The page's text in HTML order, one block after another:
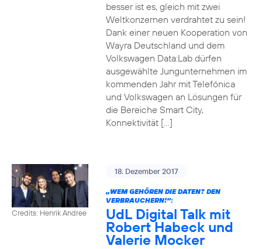
besser ist es, gleich mit zwei
Weltkonzernen verdrahtet zu sein!
Dank einer neuen Kooperation von
Wayra Deutschland und dem
Volkswagen Data:Lab dürfen
ausgewählte Jungunternehmen im
kommenden Jahr mit Telefónica
und Volkswagen an Lösungen für
die Bereiche Smart City,
Konnektivität […]
Credits: Henrik Andree
18. Dezember 2017
„WEM GEHÖREN DIE DATEN? DEN
VERBRAUCHERN!“:
UdL Digital Talk mit
Robert Habeck und
Valerie Mocker